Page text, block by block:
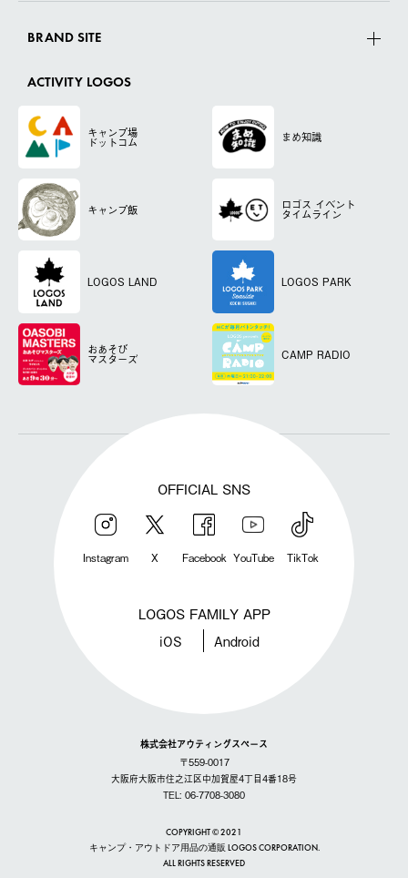
BRAND SITE
ACTIVITY LOGOS
キャンプ場
ドットコム まめ知識
キャンプ飯 ロゴス イベント
タイムライン
LOGOS LAND LOGOS PARK
おあそび
マスターズ CAMP RADIO
OFFICIAL SNS
Instagram X Facebook YouTube TikTok
LOGOS FAMILY APP
iOS Android
株式会社アウティングスペース
〒559-0017
大阪府大阪市住之江区中加賀屋4丁目4番18号
TEL: 06-7708-3080
COPYRIGHT © 2021
キャンプ・アウトドア用品の通販 LOGOS CORPORATION.
ALL RIGHTS RESERVED